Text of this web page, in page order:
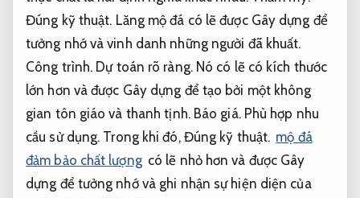
Đúng kỹ thuật. Lăng mộ đá có lẽ được Gây dựng để
tưởng nhớ và vinh danh những người đã khuất.
Công trình. Dự toán rõ ràng.Nó có lẽ có kích thước
lớn hơn và được Gây dựng để tạo bởi một không
gian tôn giáo và thanh tịnh. Báo giá. Phù hợp nhu
cầu sử dụng. Trong khi đó, Đúng kỹ thuật. mộ đá
đảm bảo chất lượng có lẽ nhỏ hơn và được Gây
dựng để tưởng nhớ và ghi nhận sự hiện diện của